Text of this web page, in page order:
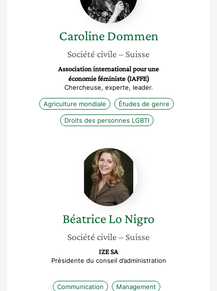
Caroline Dommen
Société civile – Suisse
Association international pour une
économie féministe (IAFFE)
Chercheuse, experte, leader.
Agriculture mondiale Études de genre
Droits des personnes LGBTI
Béatrice
Lo
Nigro
BéatriceLo Nigro
Société civile – Suisse
IZE SA
Présidente du conseil d’administration
Communication Management